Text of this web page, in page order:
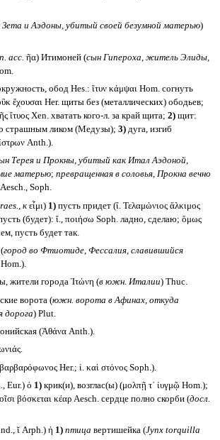
Зета и Аэдоны, убитый своей безумной матерью)
acc. ῆα) Итимоней (сын Гипероха, житель Элиды,
обод Hes.: ἴτυν κάμψαι Hom. согнуть
ἔχουσαι Her. щиты без (металлических) ободьев;
ἴτυος Xen. хватать кого-л. за край щита; 2)щит:
страшным ликом (Медузы); 3)дуга, изгиб
Anth.).
Терея и Прокны, убитый как Итал Аэдоной,
матерью; превращенная в соловья, Прокна вечно
Soph.
кεἶμι) 1)пусть придет (ἴ. Τελαμώνιος ἄλκιμος
(будет): ἴ., ποιήσω Soph. ладно, сделаю; ὅμως
пусть будет так.
город во Фтиотиде, Фессалия, славившийся
жители города Ἰτώνη (в южн. Италии) Thuc.
ворота (южн. ворота в Афинах, откуда
дорога) Plut.
(Ἀθάνα Anth.).
Her.; ἰ. καὶ στόνος Soph.).
Eur.) ὁ 1)крик(и), возглас(ы) (μολπῇ τ᾽ ἰυγμῷ Hom.);
βόσκεται κέαρ Aesch. сердце полно скорби (досл.
ῐ Arph.) ἡ 1) птица вертишейка (Jynx torquilla